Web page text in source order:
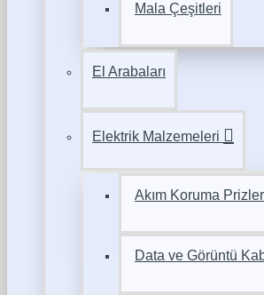
Mala Çeşitleri
El Arabaları
Elektrik Malzemeleri
Akım Koruma
Data ve Görüntü